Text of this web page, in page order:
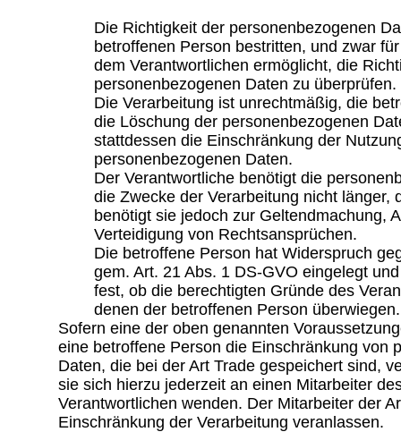
Die Richtigkeit der personenbezogenen
betroffenen Person bestritten, und zwar
dem Verantwortlichen ermöglicht, die
personenbezogenen Daten zu überprüfen.
Die Verarbeitung ist unrechtmäßig, die
die Löschung der personenbezogenen
stattdessen die Einschränkung der
personenbezogenen Daten.
Der Verantwortliche benötigt die
die Zwecke der Verarbeitung nicht länger,
benötigt sie jedoch zur Geltendmachung,
Verteidigung von Rechtsansprüchen.
Die betroffene Person hat Widerspruch
gem. Art. 21 Abs. 1 DS-GVO eingelegt
fest, ob die berechtigten Gründe des
denen der betroffenen Person überwiegen.
Sofern eine der oben genannten
eine betroffene Person die Einschränkung von
Daten, die bei der Art Trade gespeichert sind,
sie sich hierzu jederzeit an einen Mitarbeiter
Verantwortlichen wenden. Der Mitarbeiter der
Einschränkung der Verarbeitung veranlassen.